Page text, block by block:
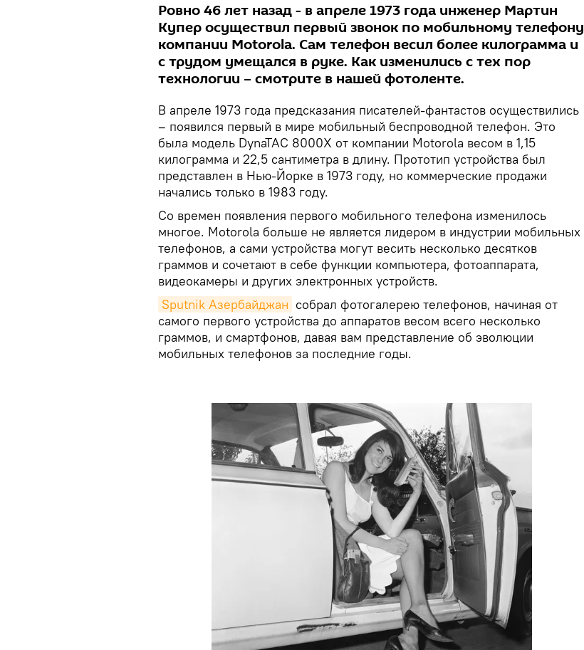
Ровно 46 лет назад - в апреле 1973 года инженер Мартин
Купер осуществил первый звонок по мобильному телефону
компании Motorola. Сам телефон весил более килограмма и
с трудом умещался в руке. Как изменились с тех пор
технологии – смотрите в нашей фотоленте.
В апреле 1973 года предсказания писателей-фантастов осуществились
– появился первый в мире мобильный беспроводной телефон. Это
была модель DynaTAC 8000X от компании Motorola весом в 1,15
килограмма и 22,5 сантиметра в длину. Прототип устройства был
представлен в Нью-Йорке в 1973 году, но коммерческие продажи
начались только в 1983 году.
Со времен появления первого мобильного телефона изменилось
многое. Motorola больше не является лидером в индустрии мобильных
телефонов, а сами устройства могут весить несколько десятков
граммов и сочетают в себе функции компьютера, фотоаппарата,
видеокамеры и других электронных устройств.
Sputnik Азербайджан собрал фотогалерею телефонов, начиная от
самого первого устройства до аппаратов весом всего несколько
граммов, и смартфонов, давая вам представление об эволюции
мобильных телефонов за последние годы.